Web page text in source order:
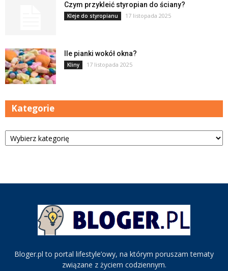
Czym przykleić styropian do ściany?
Kleje do styropianu 17 listopada 2025
Ile pianki wokół okna?
Kliny 17 listopada 2025
Kategorie
Kategorie
Bloger.pl to portal lifestyle’owy, na którym poruszam tematy
związane z życiem codziennym.